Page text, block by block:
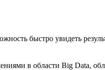
быстро увидеть
в области Big Data,